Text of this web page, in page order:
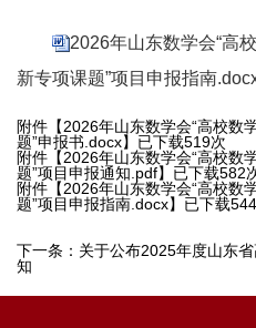
2026年山东数学会“高
新专项课题”项目申报指南
附件【2026年山东数学会“高校数
题”申报书.docx】已下载519次
附件【2026年山东数学会“高校数
题”项目申报通知.pdf】已下载582
附件【2026年山东数学会“高校数
题”项目申报指南.docx】已下载544
下一条： 关于公布2025年度山东
知